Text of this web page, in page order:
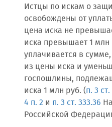
Истцы по искам о
освобождены от
цена иска не
иска превышает 1
уплачивается в
из цены иска и
госпошлины,
иска 1 млн руб. (п. 3 ст.
4 п. 2 и п. 3 ст. 333.36
Российской